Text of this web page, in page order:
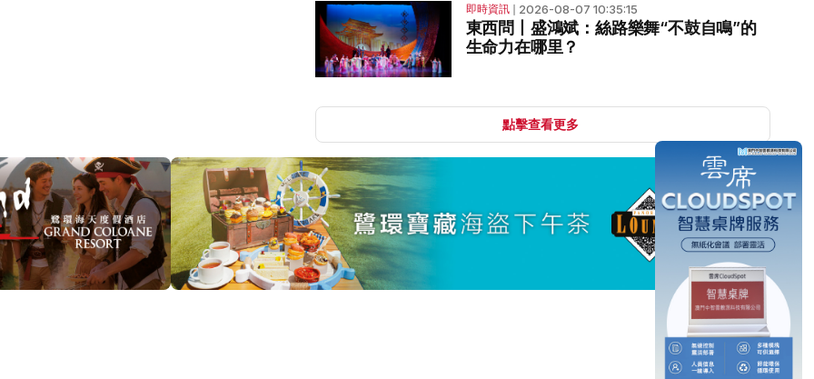
即時資訊❘ 2026-08-07 10:35:15
東西問丨盛鴻斌：絲路樂舞“不鼓自鳴”的
生命力在哪里？
點擊查看更多